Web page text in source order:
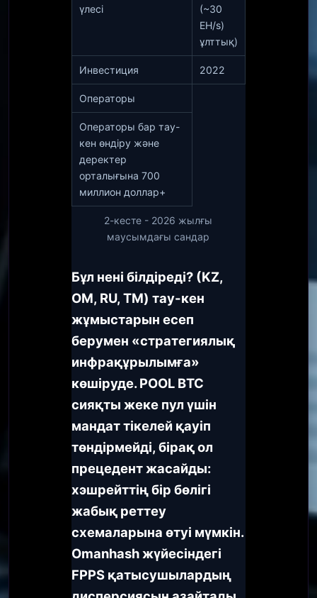
2-кесте - 2026 жылғы
маусымдағы сандар
үлесі
(~30
EH/s)
ұлттық)
Инвестиция 2022
Операторы
Операторы бар тау-
кен өндіру және
деректер
орталығына 700
миллион доллар+
Бұл нені білдіреді? (KZ,
OM, RU, TM) тау-кен
жұмыстарын есеп
берумен «стратегиялық
инфрақұрылымға»
көшіруде. POOL BTC
сияқты жеке пул үшін
мандат тікелей қауіп
төндірмейді, бірақ ол
прецедент жасайды:
хэшрейттің бір бөлігі
жабық реттеу
схемаларына өтуі мүмкін.
Omanhash жүйесіндегі
FPPS қатысушылардың